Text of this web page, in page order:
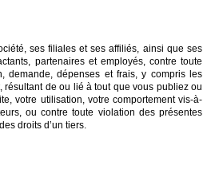
ses filiales et ses affiliés, ainsi que ses
partenaires et employés, contre toute
demande, dépenses et frais, y compris les
résultant de ou lié à tout que vous publiez ou
votre utilisation, votre comportement vis-à-
ou contre toute violation des présentes
droits d’un tiers.